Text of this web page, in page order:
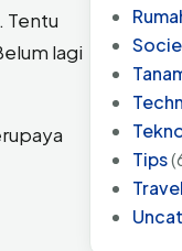
Tentu
lagi
Tips
Travel